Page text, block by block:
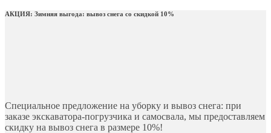
АКЦИЯ: Зимняя выгода: вывоз снега со скидкой 10%
Специальное предложение на уборку и вывоз снега: при
заказе экскаватора-погрузчика и самосвала, мы предоставляем
скидку на вывоз снега в размере 10%!